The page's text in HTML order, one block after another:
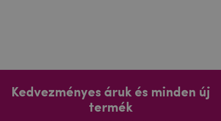
Kedvezményes áruk és minden új
termék